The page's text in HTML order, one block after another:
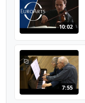
10:02
7:55